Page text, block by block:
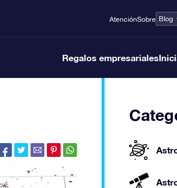
AtenciónSobre Blog
Regalos empresariales